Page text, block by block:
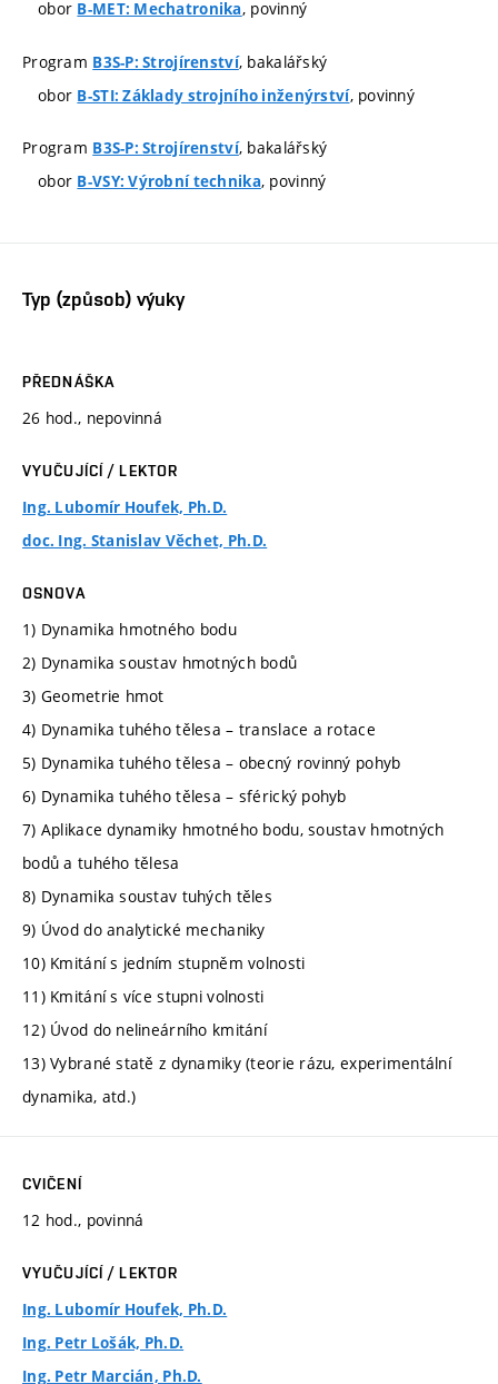
obor B-MET: Mechatronika, povinný
Program B3S-P: Strojírenství, bakalářský
obor B-STI: Základy strojního inženýrství, povinný
Program B3S-P: Strojírenství, bakalářský
obor B-VSY: Výrobní technika, povinný
Typ (způsob) výuky
PŘEDNÁŠKA
26 hod., nepovinná
VYUČUJÍCÍ / LEKTOR
Ing. Lubomír Houfek, Ph.D.
doc. Ing. Stanislav Věchet, Ph.D.
OSNOVA
1) Dynamika hmotného bodu
2) Dynamika soustav hmotných bodů
3) Geometrie hmot
4) Dynamika tuhého tělesa – translace a rotace
5) Dynamika tuhého tělesa – obecný rovinný pohyb
6) Dynamika tuhého tělesa – sférický pohyb
7) Aplikace dynamiky hmotného bodu, soustav hmotných
bodů a tuhého tělesa
8) Dynamika soustav tuhých těles
9) Úvod do analytické mechaniky
10) Kmitání s jedním stupněm volnosti
11) Kmitání s více stupni volnosti
12) Úvod do nelineárního kmitání
13) Vybrané statě z dynamiky (teorie rázu, experimentální
dynamika, atd.)
CVIČENÍ
12 hod., povinná
VYUČUJÍCÍ / LEKTOR
Ing. Lubomír Houfek, Ph.D.
Ing. Petr Lošák, Ph.D.
Ing. Petr Marcián, Ph.D.